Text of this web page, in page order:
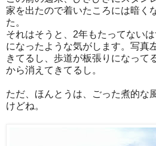
家を出たので着いたころには暗く
た。
それはそうと、2年もたってない
になったような気がします。写真
きてるし、歩道が板張りになって
から消えてきてるし。
ただ、ほんとうは、ごった煮的な
けどね。